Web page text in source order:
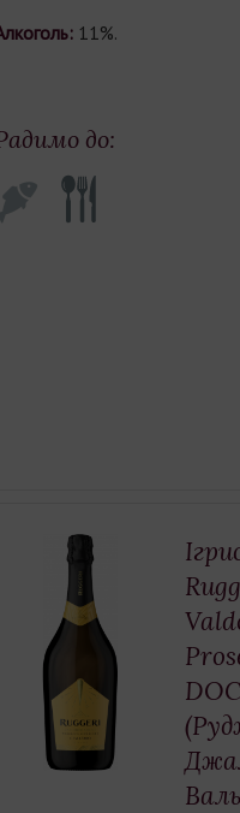
11%.
до: